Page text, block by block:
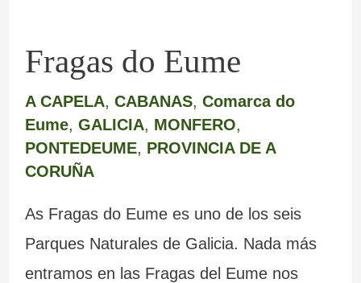
Fragas do Eume
A CAPELA, CABANAS, Comarca do
Eume, GALICIA, MONFERO,
PONTEDEUME, PROVINCIA DE A
CORUÑA
As Fragas do Eume es uno de los seis
Parques Naturales de Galicia. Nada más
entramos en las Fragas del Eume nos